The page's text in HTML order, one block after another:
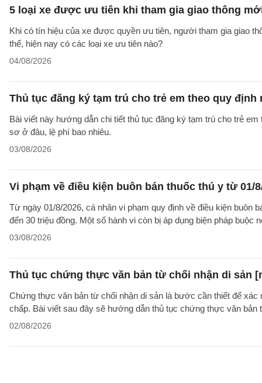
5 loại xe được ưu tiên khi tham gia giao thông
Khi có tín hiệu của xe được quyền ưu tiên, người tham gia giao
thể, hiện nay có các loại xe ưu tiên nào?
04/08/2026
Thủ tục đăng ký tạm trú cho trẻ em theo quy định
Bài viết này hướng dẫn chi tiết thủ tục đăng ký tạm trú cho trẻ
sơ ở đâu, lệ phí bao nhiêu.
03/08/2026
Vi phạm về điều kiện buôn bán thuốc thú y từ 01/
Từ ngày 01/8/2026, cá nhân vi phạm quy định về điều kiện buôn
đến 30 triệu đồng. Một số hành vi còn bị áp dụng biện pháp
03/08/2026
Thủ tục chứng thực văn bản từ chối nhận di sản
Chứng thực văn bản từ chối nhận di sản là bước cần thiết để
chấp. Bài viết sau đây sẽ hướng dẫn thủ tục chứng thực văn
02/08/2026